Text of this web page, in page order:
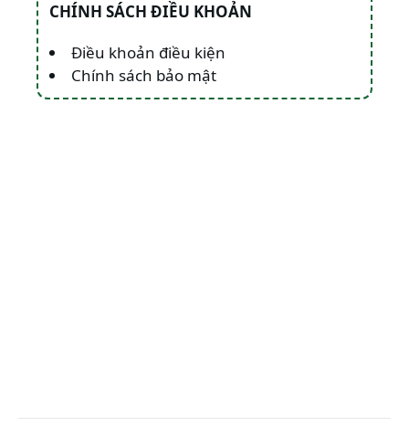
CHÍNH SÁCH ĐIỀU KHOẢN
Điều khoản điều kiện
Chính sách bảo mật